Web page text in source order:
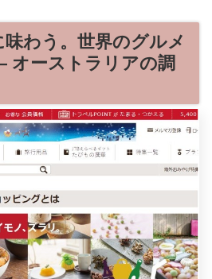
わう。世界のグルメ
オーストラリアの調